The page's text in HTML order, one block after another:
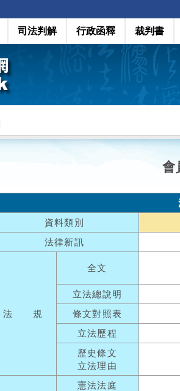
司法判解 行政函釋 裁判書
會
資料類別
法律新訊
法 規
全文
立法總說明
條文對照表
立法歷程
歷史條文
立法理由
憲法法庭